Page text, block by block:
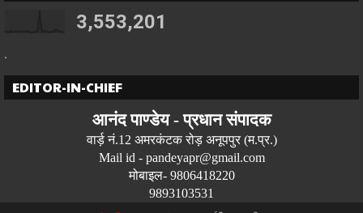
3,553,201
.
EDITOR-IN-CHIEF
आनंद पाण्डेय -प्रधानसंपादक
वार्ड़ नं.12 अमरकंटक रोड़ अनूपपुर (म.प्र.)
Mail id - pandeyapr@gmail.com
मोबाइल- 9806418220
9893103531